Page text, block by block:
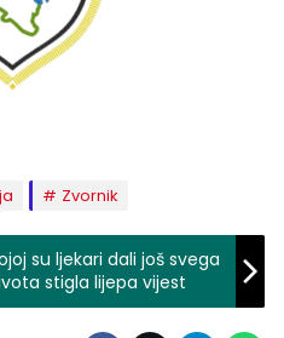
Zvornik
su ljekari dali još svega
stigla lijepa vijest